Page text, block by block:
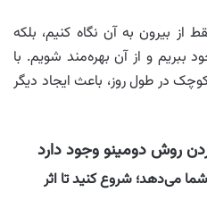
از بیرون به آن نگاه کنیم، بلکه
ببریم و از آن بهره‌مند شویم. با
در طول روز، باعث ایجاد دیگر
شما می‌دهد؛ شروع کنید تا اثر